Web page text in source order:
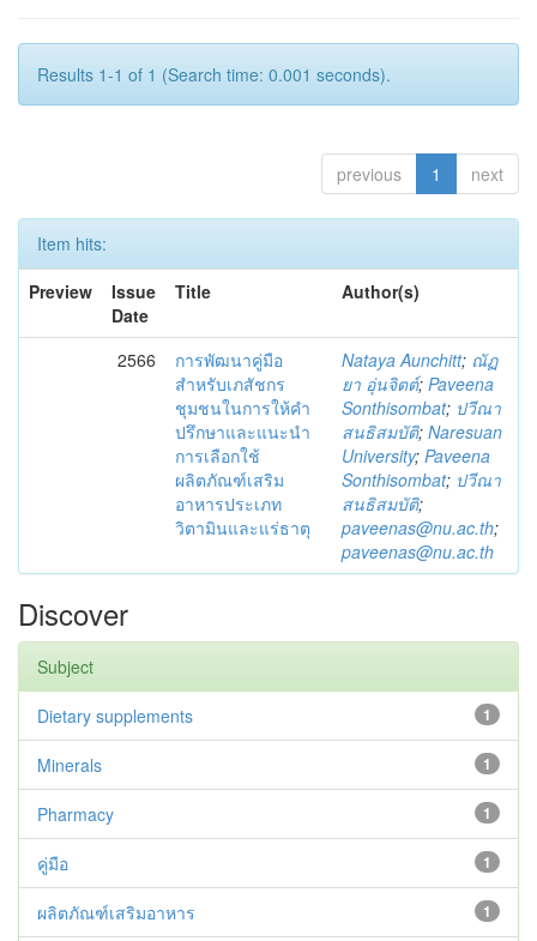
Results 1-1 of 1 (Search time: 0.001 seconds).
previous 1 next
Item hits:
Preview
Issue
Date
Title Author(s)
2566
การพัฒนาคู่มือ
สำหรับเภสัชกร
ชุมชนในการให้คำ
ปรึกษาและแนะนำ
การเลือกใช้
ผลิตภัณฑ์เสริม
อาหารประเภท
วิตามินและแร่ธาตุ
Nataya Aunchitt; ณัฏ
ยา อุ่นจิตต์; Paveena
Sonthisombat; ปวีณา
สนธิสมบัติ; Naresuan
University; Paveena
Sonthisombat; ปวีณา
สนธิสมบัติ;
paveenas@nu.ac.th;
paveenas@nu.ac.th
Discover
Subject
1
Dietary supplements
1
Minerals
1
Pharmacy
1
คู่มือ
1
ผลิตภัณฑ์เสริมอาหาร